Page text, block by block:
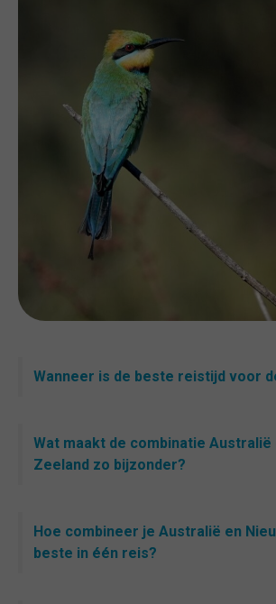
Wanneer is de beste reistijd voor
Wat maakt de combinatie Australië
Zeeland zo bijzonder?
Hoe combineer je Australië en
beste in één reis?